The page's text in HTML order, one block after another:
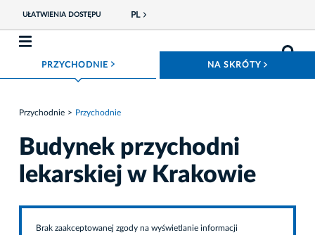
UŁATWIENIA DOSTĘPU PL
PRZYCHODNIE ROZWIŃ MENU NA SKRÓTY
Przychodnie Przychodnie
Budynek przychodni
lekarskiej w Krakowie
Brak zaakceptowanej zgody na wyświetlanie informacji